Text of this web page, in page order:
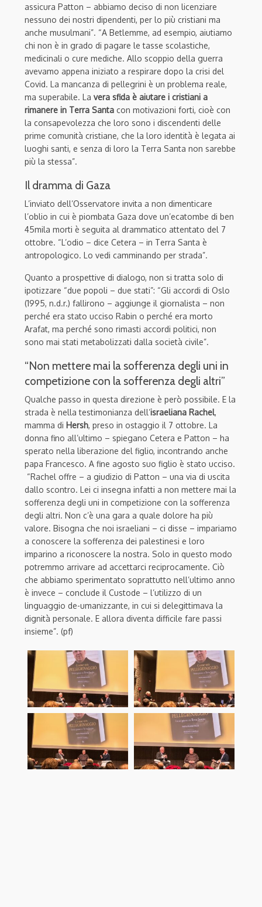
assicura Patton – abbiamo deciso di non licenziare
nessuno dei nostri dipendenti, per lo più cristiani ma
anche musulmani”. “A Betlemme, ad esempio, aiutiamo
chi non è in grado di pagare le tasse scolastiche,
medicinali o cure mediche. Allo scoppio della guerra
avevamo appena iniziato a respirare dopo la crisi del
Covid. La mancanza di pellegrini è un problema reale,
ma superabile. La vera sfida è aiutare i cristiani a
rimanere in Terra Santa con motivazioni forti, cioè con
la consapevolezza che loro sono i discendenti delle
prime comunità cristiane, che la loro identità è legata ai
luoghi santi, e senza di loro la Terra Santa non sarebbe
più la stessa”.
Il dramma di Gaza
L’inviato dell’Osservatore invita a non dimenticare
l’oblio in cui è piombata Gaza dove un’ecatombe di ben
45mila morti è seguita al drammatico attentato del 7
ottobre. “L’odio – dice Cetera – in Terra Santa è
antropologico. Lo vedi camminando per strada”.
Quanto a prospettive di dialogo, non si tratta solo di
ipotizzare “due popoli – due stati”: “Gli accordi di Oslo
(1995, n.d.r.) fallirono – aggiunge il giornalista – non
perché era stato ucciso Rabin o perché era morto
Arafat, ma perché sono rimasti accordi politici, non
sono mai stati metabolizzati dalla società civile”.
“Non mettere mai la sofferenza degli uni in
competizione con la sofferenza degli altri”
Qualche passo in questa direzione è però possibile. E la
strada è nella testimonianza dell’israeliana Rachel,
mamma di Hersh, preso in ostaggio il 7 ottobre. La
donna fino all’ultimo – spiegano Cetera e Patton – ha
sperato nella liberazione del figlio, incontrando anche
papa Francesco. A fine agosto suo figlio è stato ucciso.
“Rachel offre – a giudizio di Patton – una via di uscita
dallo scontro. Lei ci insegna infatti a non mettere mai la
sofferenza degli uni in competizione con la sofferenza
degli altri. Non c’è una gara a quale dolore ha più
valore. Bisogna che noi israeliani – ci disse – impariamo
a conoscere la sofferenza dei palestinesi e loro
imparino a riconoscere la nostra. Solo in questo modo
potremmo arrivare ad accettarci reciprocamente. Ciò
che abbiamo sperimentato soprattutto nell’ultimo anno
è invece – conclude il Custode – l’utilizzo di un
linguaggio de-umanizzante, in cui si delegittimava la
dignità personale. E allora diventa difficile fare passi
insieme”. (pf)